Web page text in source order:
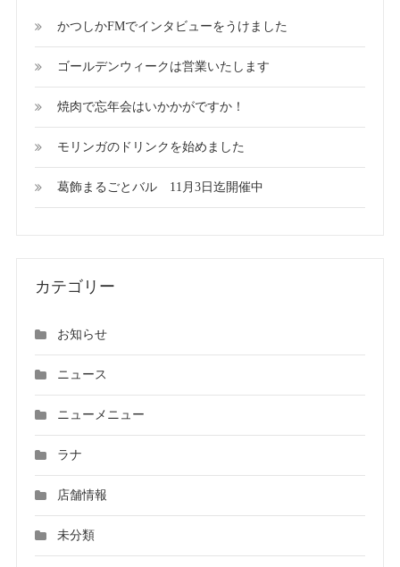
かつしかFMでインタビューをうけました
ゴールデンウィークは営業いたします
焼肉で忘年会はいかかがですか！
モリンガのドリンクを始めました
葛飾まるごとバル 11月3日迄開催中
カテゴリー
お知らせ
ニュース
ニューメニュー
ラナ
店舗情報
未分類